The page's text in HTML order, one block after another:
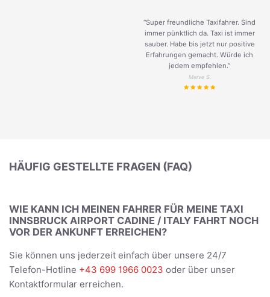
“Super freundliche Taxifahrer. Sind
immer pünktlich da. Taxi ist immer
sauber. Habe bis jetzt nur positive
Erfahrungen gemacht. Würde ich
jedem empfehlen.”
Merve S.
HÄUFIG GESTELLTE FRAGEN (FAQ)
WIE KANN ICH MEINEN FAHRER FÜR MEINE TAXI
INNSBRUCK AIRPORT CADINE / ITALY FAHRT NOCH
VOR DER ANKUNFT ERREICHEN?
Sie können uns jederzeit einfach über unsere 24/7
Telefon-Hotline +43 699 1966 0023 oder über unser
Kontaktformular erreichen.